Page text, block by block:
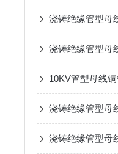
浇铸绝缘管型母
浇铸绝缘管型母
10KV管型母线